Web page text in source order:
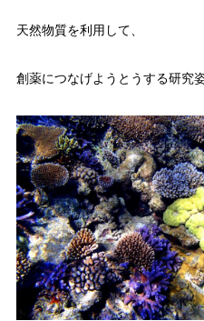
天然物質を利用して、
創薬につなげようとうする研究